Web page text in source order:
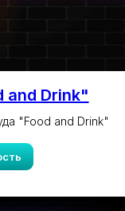
and Drink"
"Food and Drink"